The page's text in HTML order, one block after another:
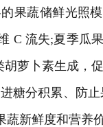
果蔬储鲜光照
C 流失;夏季瓜
萝卜素生成，
糖分积累、防
新鲜度和营养价